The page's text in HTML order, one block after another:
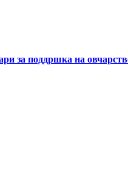
за поддршка на